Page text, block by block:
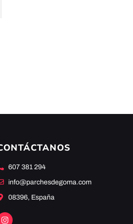
607 381 294
info@parchesdegoma.com
08396, España